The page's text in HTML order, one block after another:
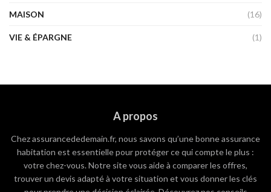
MAISON (16)
VIE & ÉPARGNE (1)
A propos
Chez assurancededemain.fr, nous savons qu’une bonne assurance
habitation est essentielle pour protéger ce qui compte le plus :
votre chez-vous. Notre site vous aide à comparer les offres,
trouver un devis adapté à votre situation et vous donner les clés